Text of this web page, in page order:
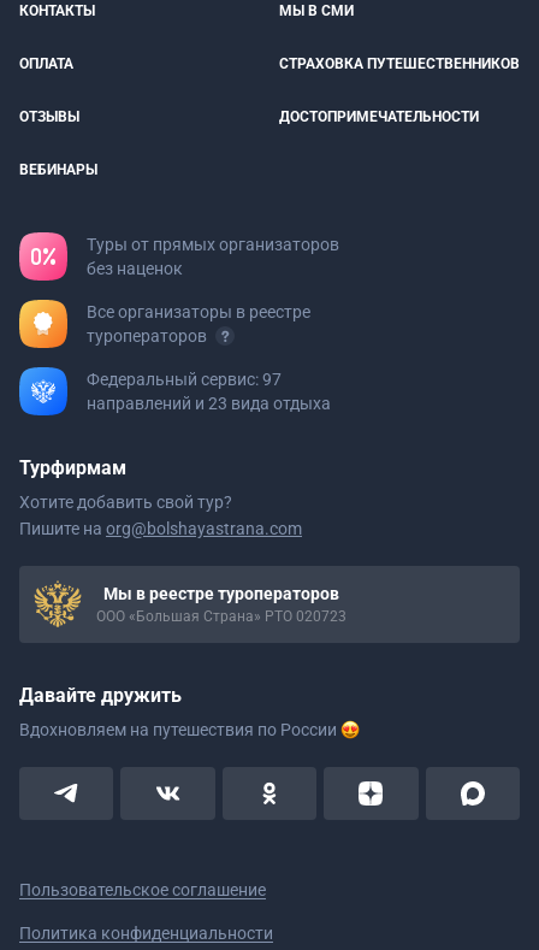
КОНТАКТЫ МЫ В СМИ
ОПЛАТА СТРАХОВКА ПУТЕШЕСТВЕННИКОВ
ОТЗЫВЫ ДОСТОПРИМЕЧАТЕЛЬНОСТИ
ВЕБИНАРЫ
Туры от прямых организаторов
без наценок
Все организаторы в реестре
туроператоров
Федеральный сервис: 97
направлений и 23 вида отдыха
Турфирмам
Хотите добавить свой тур?
Пишите на org@bolshayastrana.com
Мы в реестре туроператоров
ООО «Большая Страна» РТО 020723
Давайте дружить
Вдохновляем на путешествия по России
Пользовательское соглашение
Политика конфиденциальности